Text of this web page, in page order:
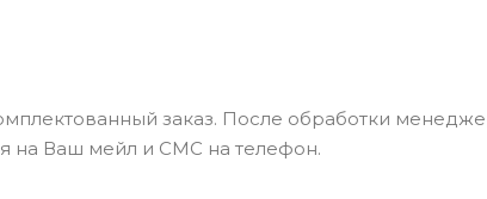
заказ. После обработки
на Ваш мейл и СМС на телефон.